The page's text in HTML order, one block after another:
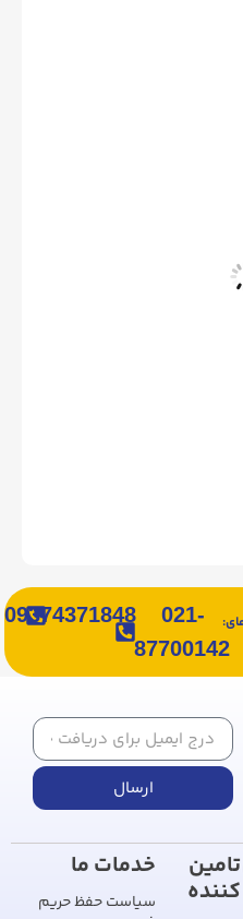
021-
87700142
09374371848
ارسال
تامین
کننده
خدمات ما
سیاست حفظ حریم